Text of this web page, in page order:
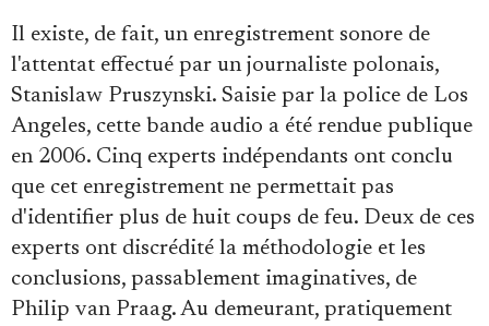
Il existe, de fait, un enregistrement sonore de
l'attentat effectué par un journaliste polonais,
Stanislaw Pruszynski. Saisie par la police de Los
Angeles, cette bande audio a été rendue publique
en 2006. Cinq experts indépendants ont conclu
que cet enregistrement ne permettait pas
d'identifier plus de huit coups de feu. Deux de ces
experts ont discrédité la méthodologie et les
conclusions, passablement imaginatives, de
Philip van Praag. Au demeurant, pratiquement